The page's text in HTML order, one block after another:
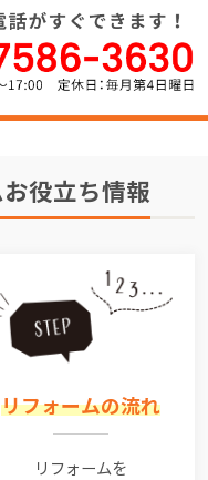
役立ち情報
リフォームの流れ
リフォームを